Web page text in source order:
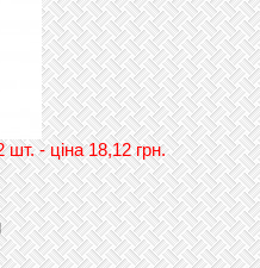
шт. - цiна 18,12 грн.